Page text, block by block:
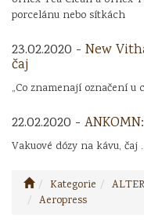
porcelánu nebo sítkách
23.02.2020 - New
čaj
„Co znamenají označení u
22.02.2020 -
Vakuové dózy na kávu,
Kategorie
Aeropress